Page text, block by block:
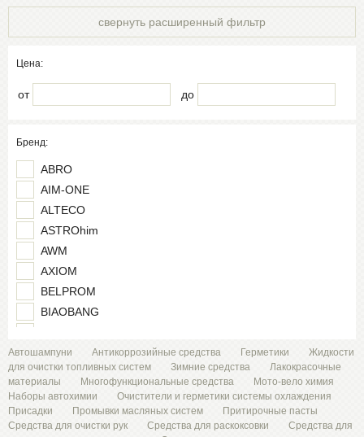
свернуть расширенный фильтр
Цена:
от до
Бренд:
ABRO
AIM-ONE
ALTECO
ASTROhim
AWM
AXIOM
BELPROM
BIAOBANG
DONE DEAL
DONEWELL
FELIX
FILL Inn
GOODYEAR
Автошампуни Антикоррозийные средства Герметики
Жидкости
для очистки топливных систем
Зимние средства
Лакокрасочные
материалы
Многофункциональные средства
Мото-вело химия
Наборы автохимии
Очистители и герметики системы охлаждения
Присадки
Промывки масляных систем
Притирочные пасты
Средства для очистки рук
Средства для раскоксовки
Средства для